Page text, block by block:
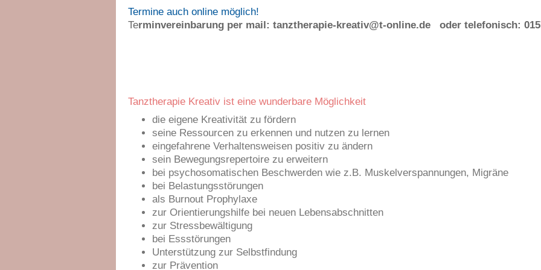
Termine auch online möglich!
Terminvereinbarung per mail: tanztherapie-kreativ@t-online.de oder telefonisch:
Tanztherapie Kreativ ist eine wunderbare Möglichkeit
die eigene Kreativität zu fördern
seine Ressourcen zu erkennen und nutzen zu lernen
eingefahrene Verhaltensweisen positiv zu ändern
sein Bewegungsrepertoire zu erweitern
bei psychosomatischen Beschwerden wie z.B. Muskelverspannungen, Migräne
bei Belastungsstörungen
als Burnout Prophylaxe
zur Orientierungshilfe bei neuen Lebensabschnitten
zur Stressbewältigung
bei Essstörungen
Unterstützung zur Selbstfindung
zur Prävention